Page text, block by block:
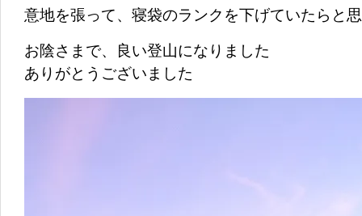
意地を張って、寝袋のランクを下げていたらと
お陰さまで、良い登山になりました
ありがとうございました